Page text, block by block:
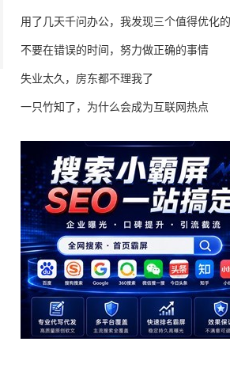
用了几天千问办公，我发现三个值得优化
不要在错误的时间，努力做正确的事情
失业太久，房东都不理我了
一只竹知了，为什么会成为互联网热点